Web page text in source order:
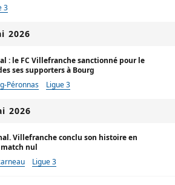
3
2026
: le FC Villefranche sanctionné pour le
ses supporters à Bourg
Péronnas Ligue 3
2026
Villefranche conclu son histoire en
nul
Ligue 3